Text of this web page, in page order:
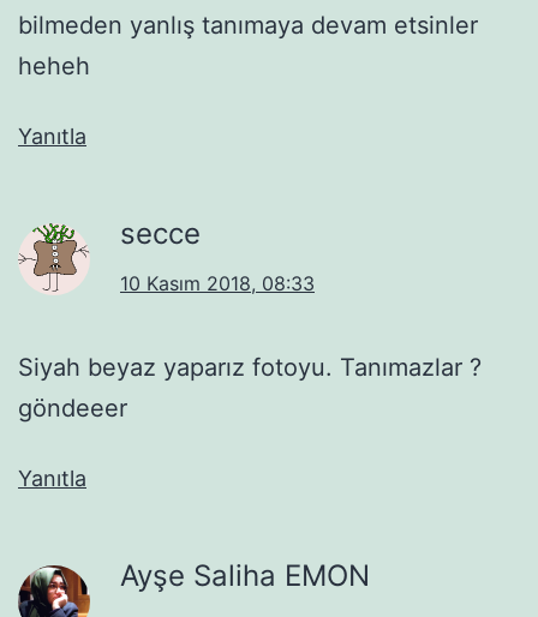
bilmeden yanlış tanımaya devam etsinler
heheh
Yanıtla
secce
10 Kasım 2018, 08:33
Siyah beyaz yaparız fotoyu. Tanımazlar ?
göndeeer
Yanıtla
Ayşe Saliha EMON